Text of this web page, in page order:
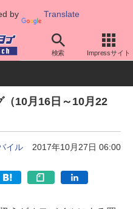
by Translate
検索 Impressサイト
10月16日～10月22
イル 2017年10月27日 06:00